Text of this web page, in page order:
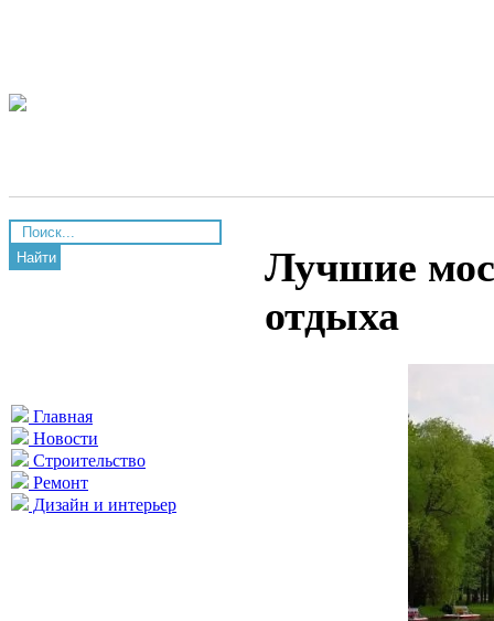
Найти
Главная
Новости
Строительство
Ремонт
Дизайн и интерьер
Лучшие
отдыха